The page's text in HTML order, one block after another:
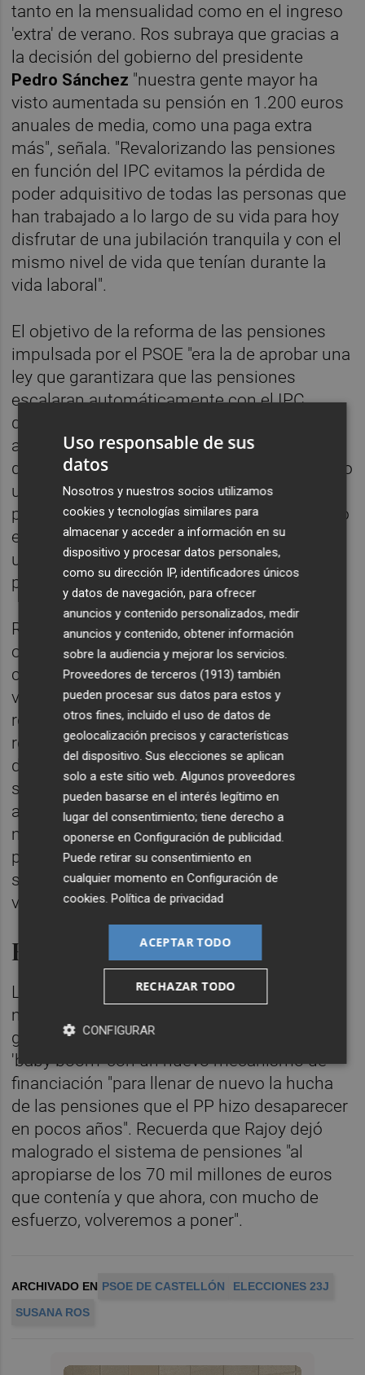
tanto en la mensualidad como en el ingreso
'extra' de verano. Ros subraya que gracias a
la decisión del gobierno del presidente
Pedro Sánchez "nuestra gente mayor ha
visto aumentada su pensión en 1.200 euros
anuales de media, como una paga extra
más", señala. "Revalorizando las pensiones
en función del IPC evitamos la pérdida de
poder adquisitivo de todas las personas que
han trabajado a lo largo de su vida para hoy
disfrutar de una jubilación tranquila y con el
mismo nivel de vida que tenían durante la
vida laboral".
El objetivo de la reforma de las pensiones
impulsada por el PSOE "era la de aprobar una
ley que garantizara que las pensiones
escalaran automáticamente con el IPC,
derogando el factor de sostenibilidad
acordado porMariano Rajoyy que, en caso
de no haber sido así, hoy hubiera ocasionado
una enorme pérdida de poder adquisitivo
para los pensionistas. "Nuestro compromiso
era acabar con la reforma popular y hoy es
un hecho. Las pensiones están blindadas
por ley".
Ros lamenta que el principal partido de la
oposición “haya optado por despreciar
cualquier propuesta de revalorización y haya
votado en contra de la mejora de las
retribuciones a nuestros mayores". La
representante socialista insta a los cargos
del PP a que den la cara y explican por qué
se han opuesto siempre a las medidas de
aumento de las pensiones o del salario
mínimo. "El PP solo se recuerda de las
pensiones cuando vienen elecciones, pero
se olvidan de los pensionistas cuando toca
votarlo en el parlamento".
Hucha de las pensiones
La socialista se muestra orgullosa por el
movimiento del ejecutivo central para
garantizar la pensión a la generación del
'baby boom' con un nuevo mecanismo de
financiación "para llenar de nuevo la hucha
de las pensiones que el PP hizo desaparecer
en pocos años". Recuerda que Rajoy dejó
malogrado el sistema de pensiones "al
apropiarse de los 70 mil millones de euros
que contenía y que ahora, con mucho de
esfuerzo, volveremos a poner".
ARCHIVADO EN PSOE DE CASTELLÓN
ELECCIONES 23J
SUSANA ROS
Uso responsable de sus
datos
Nosotros y nuestros socios utilizamos
cookies y tecnologías similares para
almacenar y acceder a información en su
dispositivo y procesar datos personales,
como su dirección IP, identificadores únicos
y datos de navegación, para ofrecer
anuncios y contenido personalizados, medir
anuncios y contenido, obtener información
sobre la audiencia y mejorar los servicios.
Proveedores de terceros (1913) también
pueden procesar sus datos para estos y
otros fines, incluido el uso de datos de
geolocalización precisos y características
del dispositivo. Sus elecciones se aplican
solo a este sitio web. Algunos proveedores
pueden basarse en el interés legítimo en
lugar del consentimiento; tiene derecho a
oponerse enConfiguración de publicidad
Puede retirar su consentimiento en
cualquier momento enConfiguración de
cookies .Política de privacidad
ACEPTAR TODO
RECHAZAR TODO
CONFIGURAR